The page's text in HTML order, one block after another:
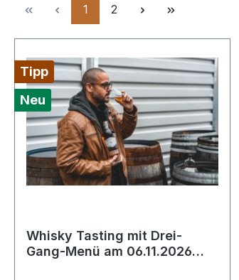
Seite
1 Seite
2
Tipp
Neu
Whisky Tasting mit Drei-
Gang-Menü am 06.11.2026